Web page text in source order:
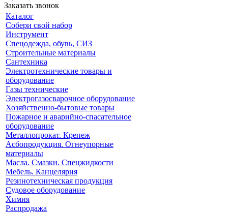
Заказать звонок
Каталог
Собери свой набор
Инструмент
Спецодежда, обувь, СИЗ
Строительные материалы
Сантехника
Электротехнические товары и
оборудование
Газы технические
Электрогазосварочное оборудование
Хозяйственно-бытовые товары
Пожарное и аварийно-спасательное
оборудование
Металлопрокат. Крепеж
Асбопродукция. Огнеупорные
материалы
Масла. Смазки. Спецжидкости
Мебель. Канцелярия
Резинотехническая продукция
Судовое оборудование
Химия
Распродажа